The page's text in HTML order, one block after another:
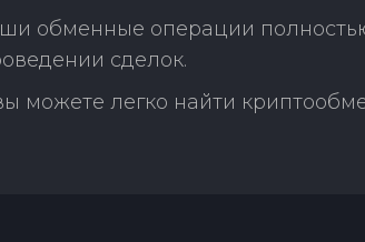
обменные операции
сделок.
можете легко найти